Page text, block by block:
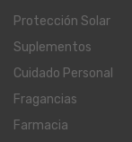
Protección Solar
Suplementos
Cuidado Personal
Fragancias
Farmacia